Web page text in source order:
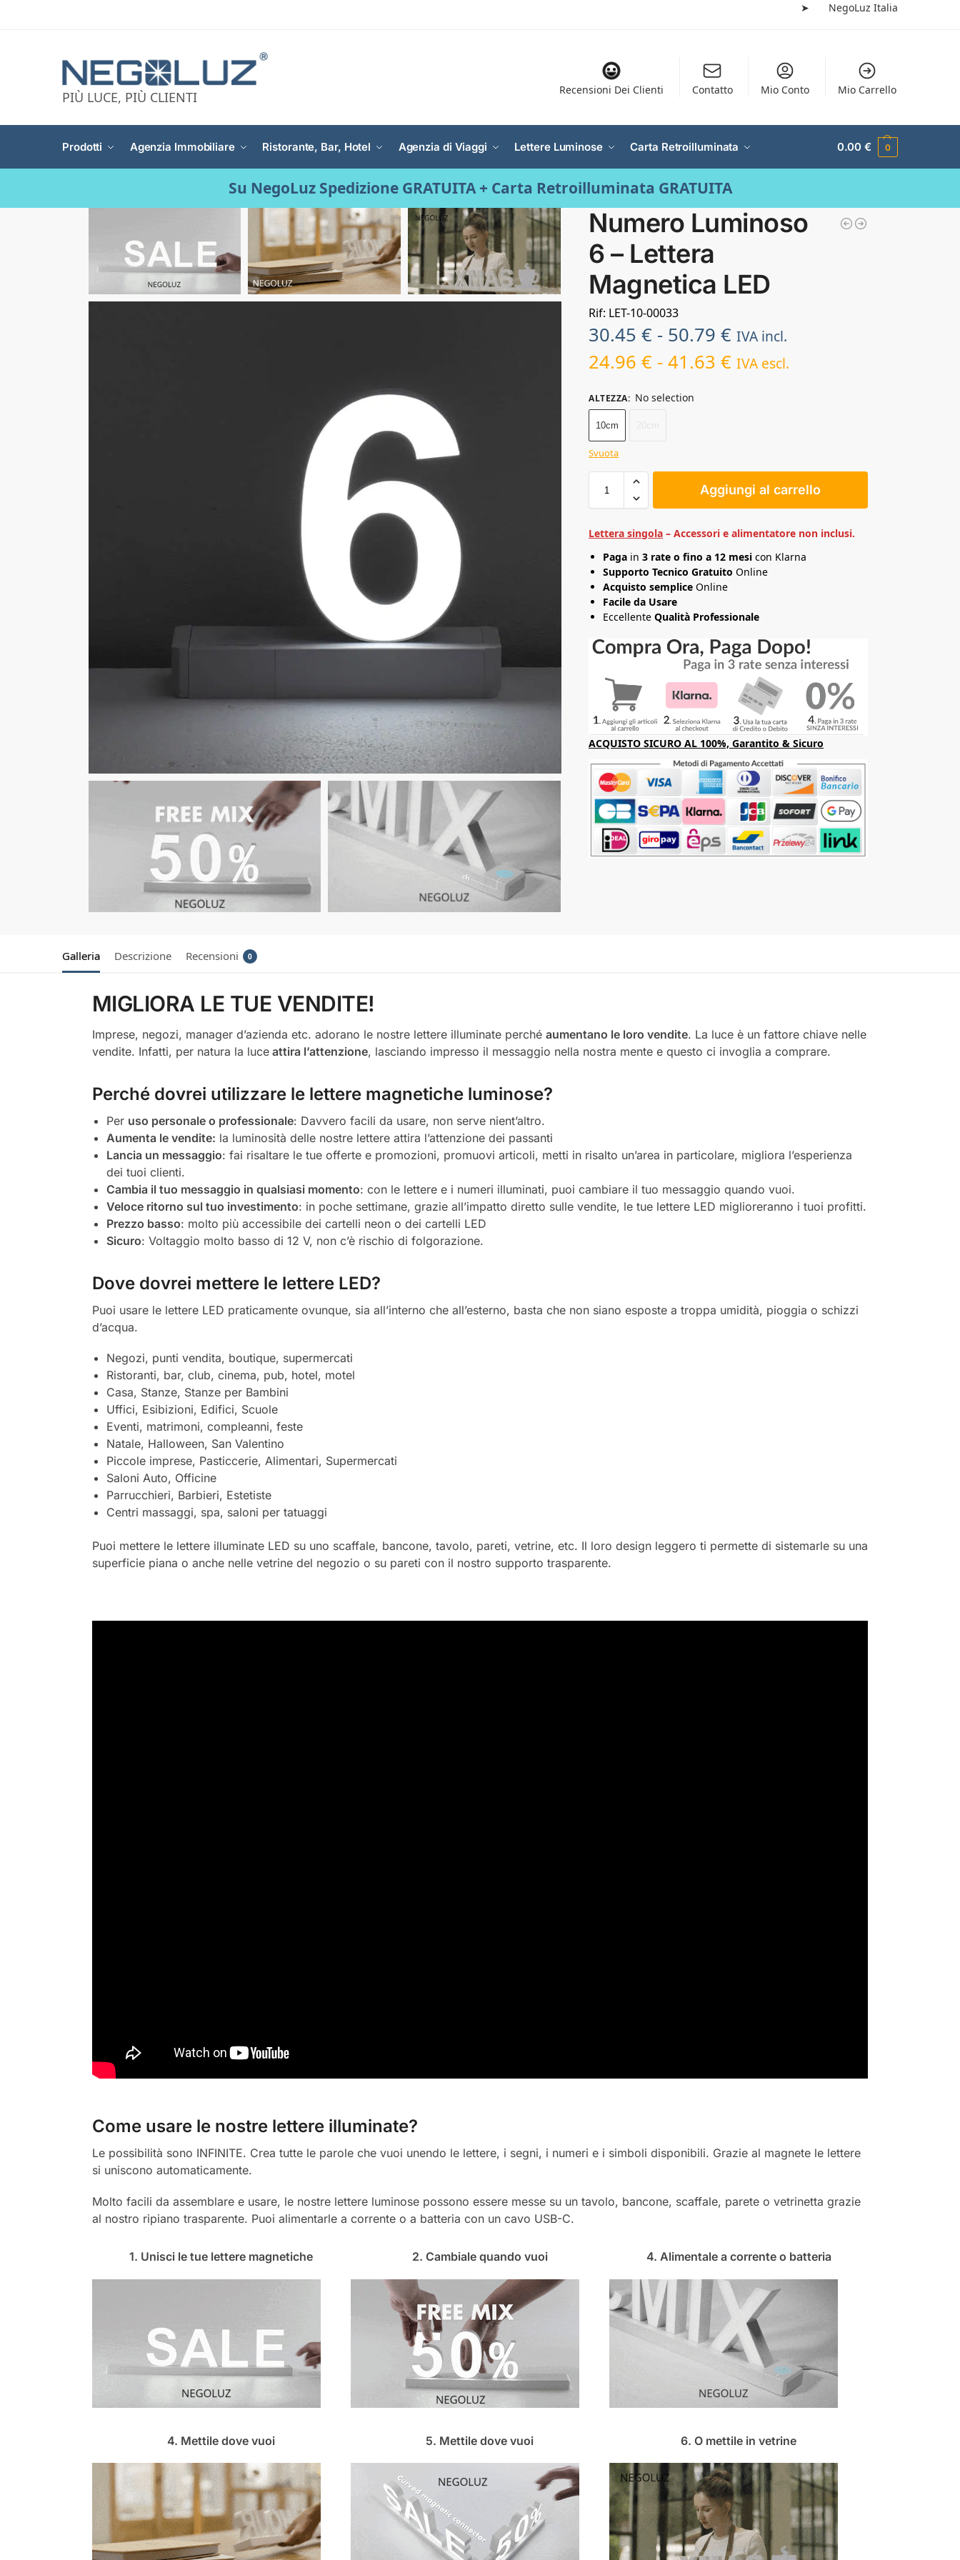
➤ NegoLuz Italia
PIÙ LUCE, PIÙ CLIENTI Recensioni Dei Clienti Contatto Mio Conto Mio Carrello
Prodotti Agenzia Immobiliare Ristorante, Bar, Hotel Agenzia di Viaggi Lettere Luminose Carta Retroilluminata 0.00€ 0
Su NegoLuz Spedizione GRATUITA + Carta Retroilluminata GRATUITA
Numero Luminoso
6 – Lettera
Magnetica LED
Rif: LET-10-00033
30.45€ - 50.79€ IVA incl.
24.96€ -41.63€ IVA escl.
ALTEZZA: No selection
10cm
Svuota
Aggiungi al carrello
Lettera singola – Accessori e alimentatore non inclusi.
Paga in3 rate o fino a 12 mesi con Klarna
Supporto Tecnico Gratuito Online
Acquisto semplice Online
Facile da Usare
EccellenteQualità Professionale
ACQUISTO SICURO AL 100%, Garantito & Sicuro
Galleria Descrizione Recensioni 0
MIGLIORA LE TUE VENDITE!
Imprese, negozi, manager d’azienda etc. adorano le nostre lettere illuminate perché aumentano le loro vendite. La luce è un fattore chiave nelle
vendite. Infatti, per natura la luceattira l’attenzione, lasciando impresso il messaggio nella nostra mente e questo ci invoglia a comprare.
Perché dovrei utilizzare le lettere magnetiche luminose?
Per uso personale o professionale: Davvero facili da usare, non serve nient’altro.
Aumenta le vendite: la luminosità delle nostre lettere attira l’attenzione dei passanti
Lancia un messaggio: fai risaltare le tue offerte e promozioni, promuovi articoli, metti in risalto un’area in particolare, migliora l’esperienza
dei tuoi clienti.
Cambia il tuo messaggio in qualsiasi momento: con le lettere e i numeri illuminati, puoi cambiare il tuo messaggio quando vuoi.
Veloce ritorno sul tuo investimento: in poche settimane, grazie all’impatto diretto sulle vendite, le tue lettere LED miglioreranno i tuoi profitti.
Prezzo basso: molto più accessibile dei cartelli neon o dei cartelli LED
Sicuro: Voltaggio molto basso di 12 V, non c’è rischio di folgorazione.
Dove dovrei mettere le lettere LED?
Puoi usare le lettere LED praticamente ovunque, sia all’interno che all’esterno, basta che non siano esposte a troppa umidità, pioggia o schizzi
d’acqua.
Negozi, punti vendita, boutique, supermercati
Ristoranti, bar, club, cinema, pub, hotel, motel
Casa, Stanze, Stanze per Bambini
Uffici, Esibizioni, Edifici, Scuole
Eventi, matrimoni, compleanni, feste
Natale, Halloween, San Valentino
Piccole imprese, Pasticcerie, Alimentari, Supermercati
Saloni Auto, Officine
Parrucchieri, Barbieri, Estetiste
Centri massaggi, spa, saloni per tatuaggi
Puoi mettere le lettere illuminate LED su uno scaffale, bancone, tavolo, pareti, vetrine, etc. Il loro design leggero ti permette di sistemarle su una
superficie piana o anche nelle vetrine del negozio o su pareti con il nostro supporto trasparente.
Come usare le nostre lettere illuminate?
Le possibilità sono INFINITE. Crea tutte le parole che vuoi unendo le lettere, i segni, i numeri e i simboli disponibili. Grazie al magnete le lettere
si uniscono automaticamente.
Molto facili da assemblare e usare, le nostre lettere luminose possono essere messe su un tavolo, bancone, scaffale, parete o vetrinetta grazie
al nostro ripiano trasparente. Puoi alimentarle a corrente o a batteria con un cavo USB-C.
1. Unisci le tue lettere magnetiche 2. Cambiale quando vuoi 4. Alimentale a corrente o batteria
4. Mettile dove vuoi 5. Mettile dove vuoi 6. O mettile in vetrine